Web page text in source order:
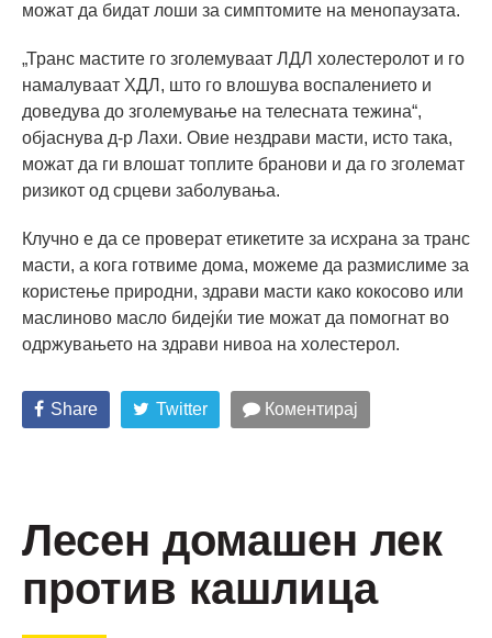
можат да бидат лоши за симптомите на менопаузата.
„Транс мастите го зголемуваат ЛДЛ холестеролот и го
намалуваат ХДЛ, што го влошува воспалението и
доведува до зголемување на телесната тежина“,
објаснува д-р Лахи. Овие нездрави масти, исто така,
можат да ги влошат топлите бранови и да го зголемат
ризикот од срцеви заболувања.
Клучно е да се проверат етикетите за исхрана за транс
масти, а кога готвиме дома, можеме да размислиме за
користење природни, здрави масти како кокосово или
маслиново масло бидејќи тие можат да помогнат во
одржувањето на здрави нивоа на холестерол.
Share Twitter Коментирај
Лесен домашен лек
против кашлица